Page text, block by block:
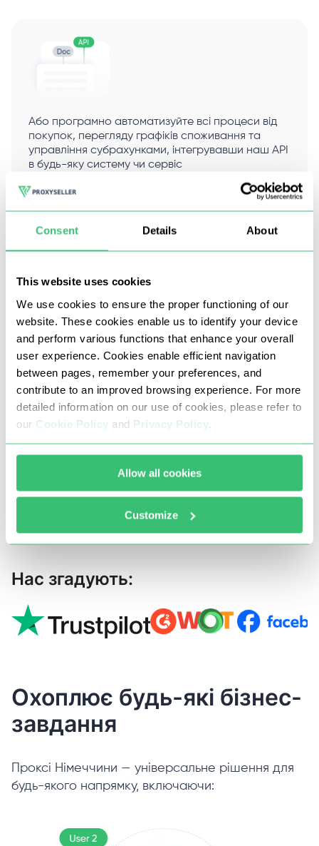
Consent Details About
This website uses cookies
We use cookies to ensure the proper functioning of our
website. These cookies enable us to identify your device
and perform various functions that enhance your overall
user experience. Cookies enable efficient navigation
between pages, remember your preferences, and
contribute to an improved browsing experience. For more
detailed information on our use of cookies, please refer to
our Cookie Policy and Privacy Policy
Allow all cookies
Customize
Або програмно автоматизуйте всі процеси від
покупок, перегляду графіків споживання та
управління субрахунками, інтегрувавши наш API
в будь-яку систему чи сервіс
За потреби наше рішення можна
доповнити будь-якою функцією, що вас
цікавить
Що говорять наші клієнти
Нам довіряють понад 185 000 користувачів по
всьому світу
10000 +
Нас згадують:
Охоплює будь-які бізнес-
завдання
Проксі Німеччини — універсальне рішення для
будь-якого напрямку, включаючи: